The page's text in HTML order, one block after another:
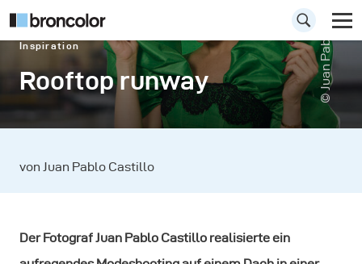
Inspiration
Rooftop runway © Juan Pablo Castillo
von Juan Pablo Castillo
Der Fotograf Juan Pablo Castillo realisierte ein